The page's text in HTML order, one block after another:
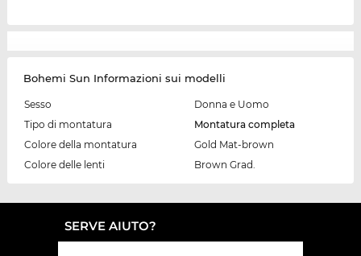
Bohemi Sun Informazioni sui modelli
Sesso
Donna e Uomo
Tipo di montatura
Montatura completa
Colore della montatura
Gold Mat-brown
Colore delle lenti
Brown Grad.
SERVE AIUTO?